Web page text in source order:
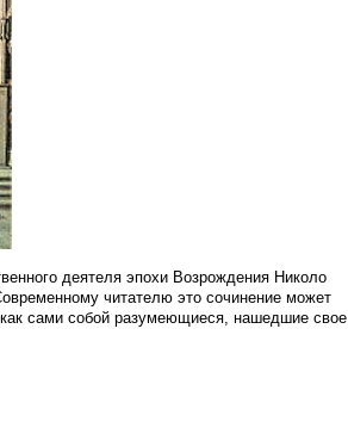
деятеля эпохи Возрождения Николо
читателю это сочинение может
сами собой разумеющиеся, нашедшие свое